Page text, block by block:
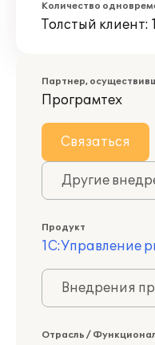
Количество
Толстый клиент: 1
Партнер,
Програмтех
Связаться
Другие
Продукт
1С:Управление
Внедрения
Отрасль /